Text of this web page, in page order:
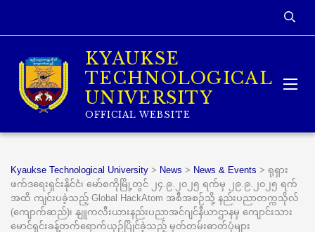
KYAUKSE
TECHNOLOGICAL
UNIVERSITY
OFFICIAL WEBSITE
Kyaukse Technological University > News > News & Events > ရုရှား
ဖက်ဒရေးရှင်းနိုင်ငံ၊ မော်စကိုမြို့တွင် ၂၄.၉.၂၀၂၅ ရက်မှ ၂၉.၉.၂၀၂၅ ရက်
အထိ ကျင်းပခဲ့သည့် Global HackAtom အစီအစဉ်သို့ နည်းပညာတက္ကသိုလ်
(ကျောက်ဆည်)၊ နျူကလီးယားနည်းပညာအင်ဂျင်နီယာဌာနမှ ကျောင်းသား
မောင်ရှင်းခန့်တက်ရောက်ယှဉ်ပြိုင်ခဲ့သည့် မှတ်တမ်းဓာတ်ပုံများ